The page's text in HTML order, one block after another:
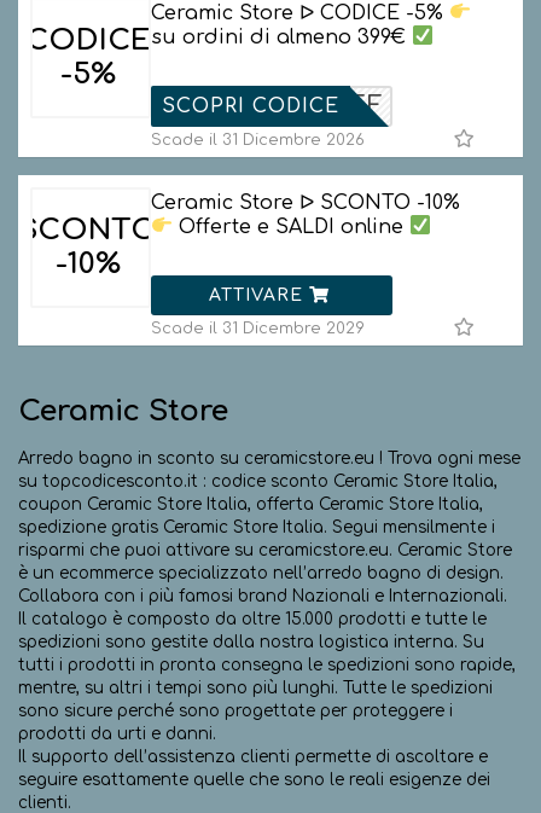
CODICE
-5%
Ceramic Store ᐅ CODICE -5%
su ordini di almeno 399€
NEWS5OFF
SCOPRI CODICE
Scade il 31 Dicembre 2026
SCONTO
-10%
Ceramic Store ᐅ SCONTO -10%
Offerte e SALDI online
ATTIVARE
Scade il 31 Dicembre 2029
Ceramic Store
Arredo bagno in sconto su ceramicstore.eu ! Trova ogni mese
su topcodicesconto.it : codice sconto Ceramic Store Italia,
coupon Ceramic Store Italia, offerta Ceramic Store Italia,
spedizione gratis Ceramic Store Italia. Segui mensilmente i
risparmi che puoi attivare su ceramicstore.eu. Ceramic Store
è un ecommerce specializzato nell’arredo bagno di design.
Collabora con i più famosi brand Nazionali e Internazionali.
Il catalogo è composto da oltre 15.000 prodotti e tutte le
spedizioni sono gestite dalla nostra logistica interna. Su
tutti i prodotti in pronta consegna le spedizioni sono rapide,
mentre, su altri i tempi sono più lunghi. Tutte le spedizioni
sono sicure perché sono progettate per proteggere i
prodotti da urti e danni.
Il supporto dell’assistenza clienti permette di ascoltare e
seguire esattamente quelle che sono le reali esigenze dei
clienti.